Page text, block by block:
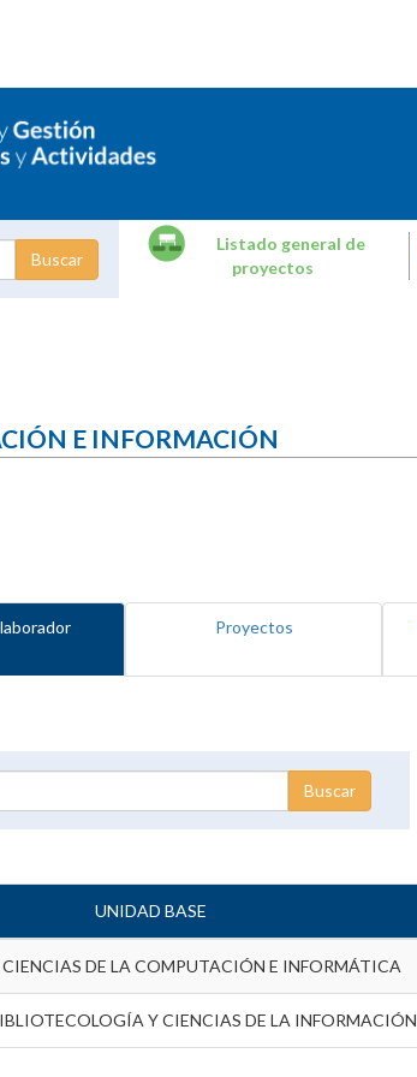
Listado general de
proyectos
E INFORMACIÓN
Proyectos
UNIDAD BASE
CIENCIAS DE LA COMPUTACIÓN E INFORMÁTICA
Y CIENCIAS DE LA INFORMACIÓN